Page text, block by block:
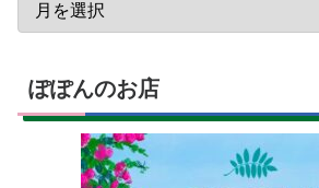
ぽぽんのお店